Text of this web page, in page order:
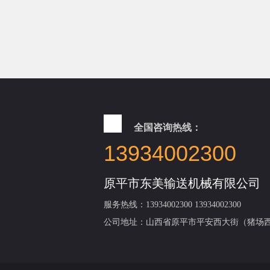
全国咨询热线：
13934002300
原平市东美输送机械有限公司
服务热线：13934002300 13934002300
公司地址：山西省原平市平安西大街（猪场